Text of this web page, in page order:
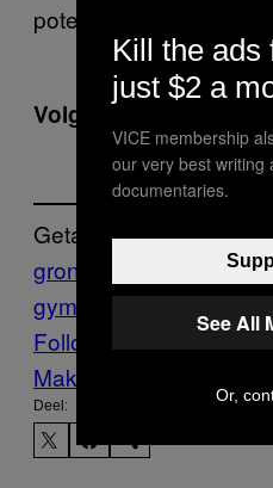
potentie een geweldige
Volg OOST via
Getagd:
groningen
nieuwe club
gym
Thump
Follow Us On Discover
Make Us Preferred In
Deel:
Kill the ads
just $2 a
VICE membership
our very best writing
documentaries.
See All
Or,